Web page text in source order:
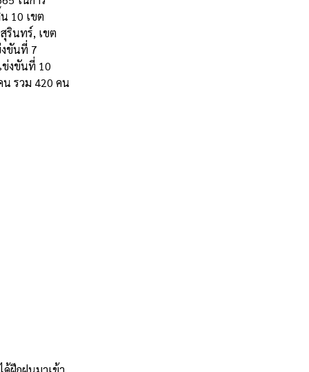
10 เขต
รินทร์, เขต
ขันที่ 7
ข่งขันที่ 10
รวม 420 คน